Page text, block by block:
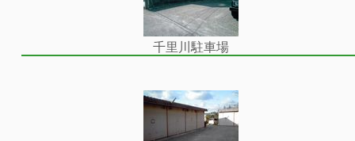
千里川駐車場